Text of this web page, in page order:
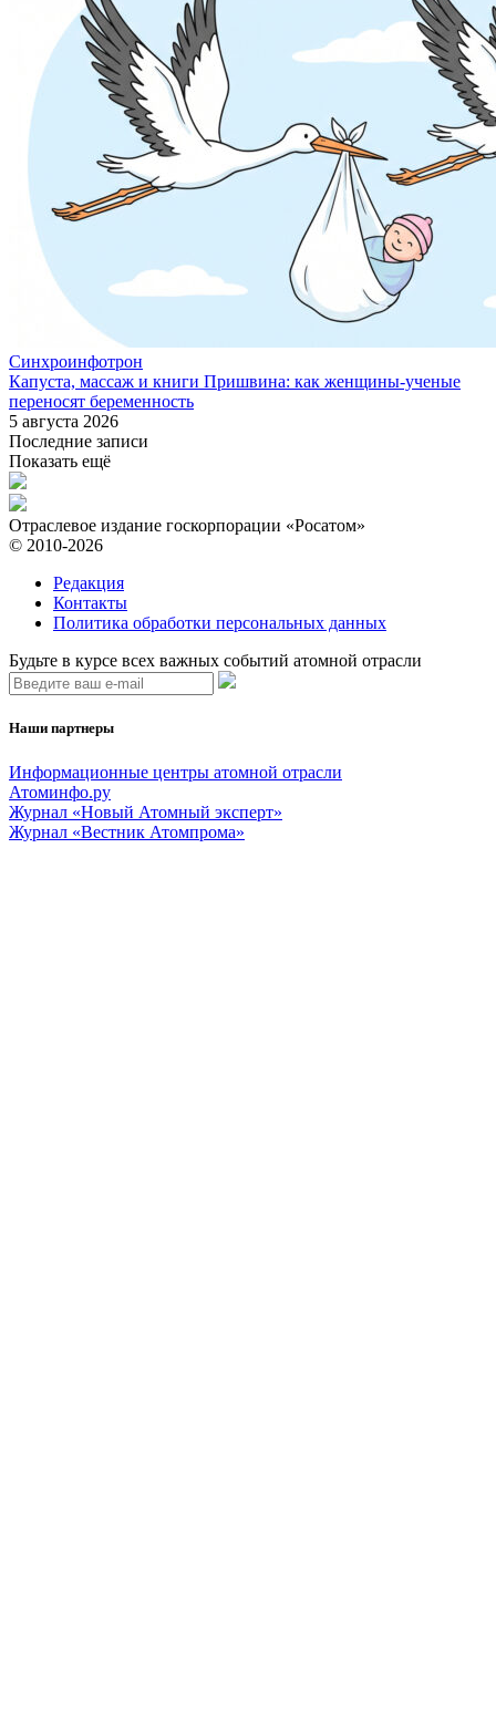
Синхроинфотрон
Капуста, массаж и книги Пришвина: как женщины-ученые
переносят беременность
5 августа 2026
Последние записи
Показать ещё
Отраслевое издание госкорпорации «Росатом»
© 2010-2026
Редакция
Контакты
Политика обработки персональных данных
Будьте в курсе всех важных событий атомной отрасли
Наши партнеры
Информационные центры атомной отрасли
Атоминфо.ру
Журнал «Новый Атомный эксперт»
Журнал «Вестник Атомпрома»